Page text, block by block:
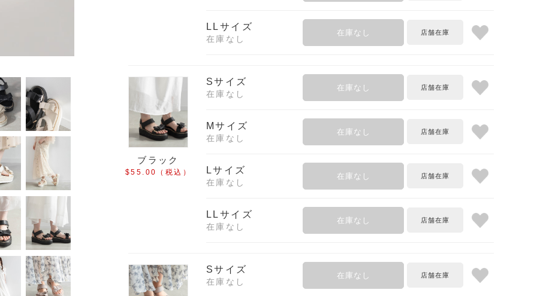
LLサイズ
在庫なし
在庫なし
ブラック
$‌55.00 （税込）
Sサイズ
在庫なし
在庫なし
Mサイズ
在庫なし
在庫なし
Lサイズ
在庫なし
在庫なし
LLサイズ
在庫なし
在庫なし
Sサイズ
在庫なし
在庫なし